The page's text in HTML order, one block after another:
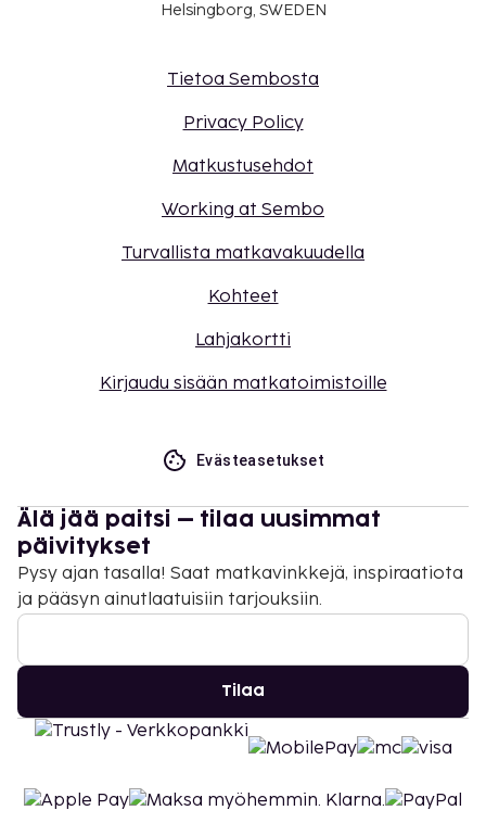
Helsingborg, SWEDEN
Tietoa Sembosta
Privacy Policy
Matkustusehdot
Working at Sembo
Turvallista matkavakuudella
Kohteet
Lahjakortti
Kirjaudu sisään matkatoimistoille
Evästeasetukset
Älä jää paitsi – tilaa uusimmat
päivitykset
Pysy ajan tasalla! Saat matkavinkkejä, inspiraatiota
ja pääsyn ainutlaatuisiin tarjouksiin.
Tilaa